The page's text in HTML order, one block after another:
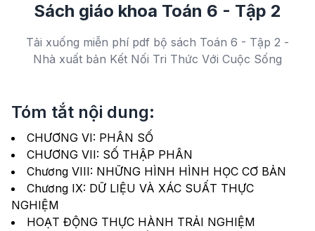
Sách giáo khoa Toán 6 - Tập 2
Tải xuống miễn phí pdf bộ sách Toán 6 - Tập 2 -
Nhà xuất bản Kết Nối Tri Thức Với Cuộc Sống
Tóm tắt nội dung:
CHƯƠNG VI: PHÂN SỐ
CHƯƠNG VII: SỐ THẬP PHÂN
Chương VIII: NHỮNG HÌNH HÌNH HỌC CƠ BẢN
Chương IX: DỮ LIỆU VÀ XÁC SUẤT THỰC
NGHIỆM
HOẠT ĐỘNG THỰC HÀNH TRẢI NGHIỆM